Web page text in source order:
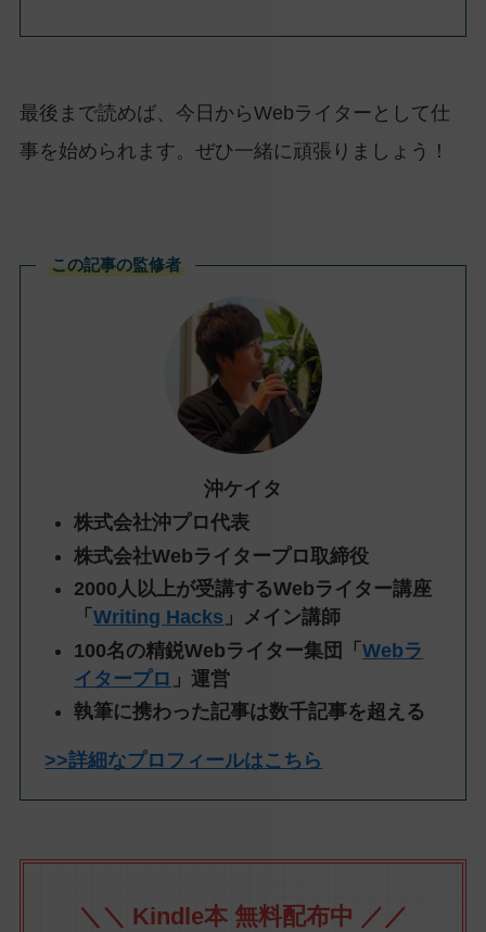
最後まで読めば、今日からWebライターとして仕
事を始められます。ぜひ一緒に頑張りましょう！
この記事の監修者
沖ケイタ
株式会社沖プロ代表
株式会社Webライタープロ取締役
2000人以上が受講するWebライター講座
「Writing Hacks 」メイン講師
100名の精鋭Webライター集団「Webラ
イタープロ 」運営
執筆に携わった記事は数千記事を超える
>>詳細なプロフィールはこちら
＼＼ Kindle本 無料配布中 ／／